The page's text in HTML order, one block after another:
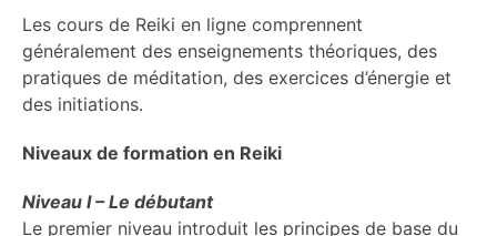
Les cours de Reiki en ligne comprennent
généralement des enseignements théoriques, des
pratiques de méditation, des exercices d’énergie et
des initiations.
Niveaux de formation en Reiki
Niveau I – Le débutant
Le premier niveau introduit les principes de base du